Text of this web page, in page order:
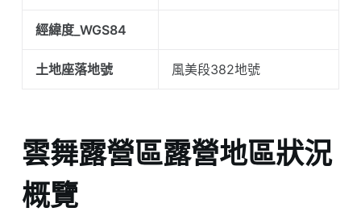
經緯度_WGS84
土地座落地號 風美段382地號
雲舞露營區露營地區狀況
概覽